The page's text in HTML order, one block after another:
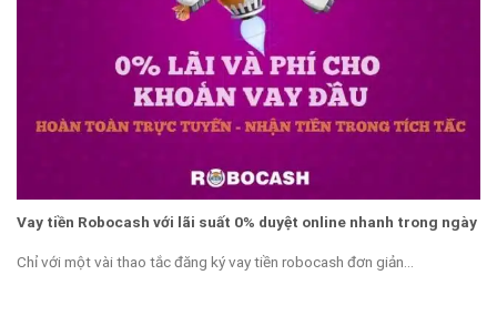
Vay tiền Robocash với lãi suất 0% duyệt online nhanh trong ngày
Chỉ với một vài thao tắc đăng ký vay tiền robocash đơn giản...